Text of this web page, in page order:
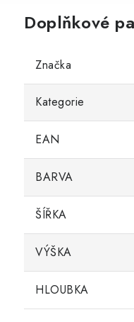
Doplňkové
Značka
Kategorie
EAN
BARVA
ŠÍŘKA
VÝŠKA
HLOUBKA